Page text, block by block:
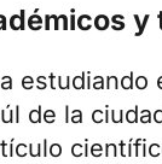
de la